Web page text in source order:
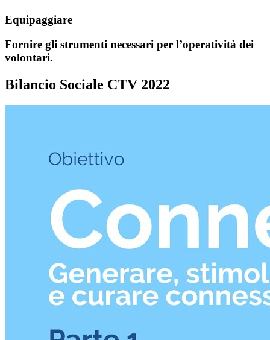
Equipaggiare
Fornire gli strumenti necessari per l’operatività dei
volontari.
Bilancio Sociale CTV 2022